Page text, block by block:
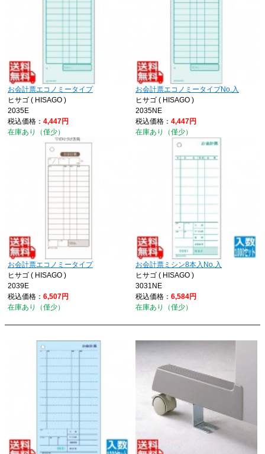
お会計票エコノミータイプ
ヒサゴ ( HISAGO )
2035E
税込価格： 4,447円
在庫あり（僅少）
お会計票エコノミータイプNo.入
ヒサゴ ( HISAGO )
2035NE
税込価格： 4,447円
在庫あり（僅少）
お会計票エコノミータイプ
ヒサゴ ( HISAGO )
2039E
税込価格： 6,507円
在庫あり（僅少）
お会計票ミシン8本入No.入
ヒサゴ ( HISAGO )
3031NE
税込価格： 6,584円
在庫あり（僅少）